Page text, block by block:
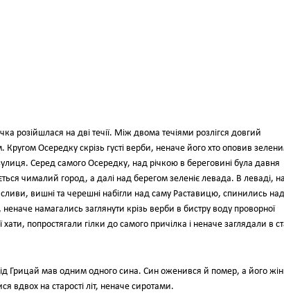
розійшлася на дві течії. Між двома течіями розлігся довгий
Кругом Осередку скрізь густі верби, неначе його хто оповив
Серед самого Осередку, над річкою в береговині була давня
чималий город, а далі над берегом зеленіє левада. В леваді,
сливи, вишні та черешні набігли над саму Раставицю, спинились над
намагались заглянути крізь верби в бистру воду проворної
хати, попростягали гілки до самого причілка і неначе заглядали в
Грицай мав одним одного сина. Син оженився й помер, а його
вдвох на старості літ, неначе сиротами.